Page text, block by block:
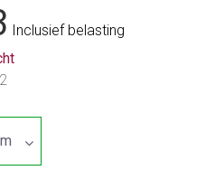
Inclusief belasting